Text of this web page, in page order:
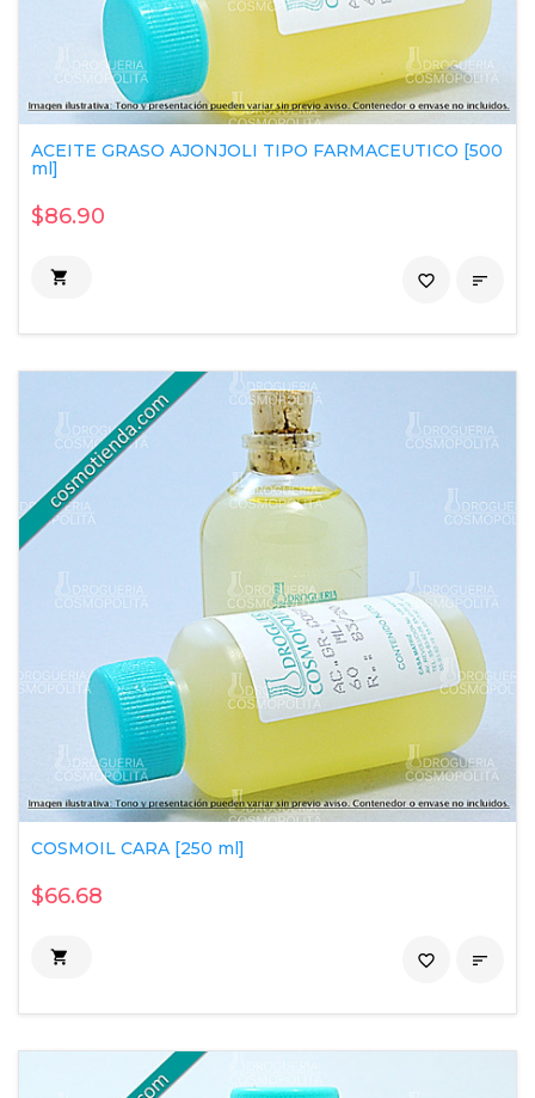
ACEITE GRASO AJONJOLI TIPO FARMACEUTICO [500
ml]
$86.90
 
favorite_border
COSMOIL CARA [250 ml]
$66.68
 
favorite_border